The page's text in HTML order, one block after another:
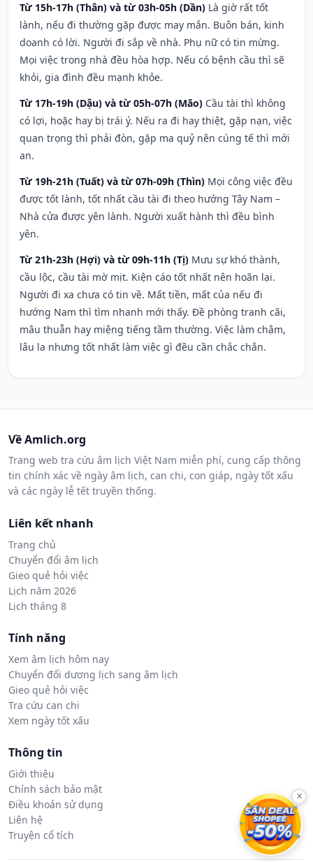
Từ 15h-17h (Thân) và từ 03h-05h (Dần) Là giờ rất tốt
lành, nếu đi thường gặp được may mắn. Buôn bán, kinh
doanh có lời. Người đi sắp về nhà. Phụ nữ có tin mừng.
Mọi việc trong nhà đều hòa hợp. Nếu có bệnh cầu thì sẽ
khỏi, gia đình đều mạnh khỏe.
Từ 17h-19h (Dậu) và từ 05h-07h (Mão) Cầu tài thì không
có lợi, hoặc hay bị trái ý. Nếu ra đi hay thiệt, gặp nạn, việc
quan trọng thì phải đòn, gặp ma quỷ nên cúng tế thì mới
an.
Từ 19h-21h (Tuất) và từ 07h-09h (Thìn) Mọi công việc đều
được tốt lành, tốt nhất cầu tài đi theo hướng Tây Nam –
Nhà cửa được yên lành. Người xuất hành thì đều bình
yên.
Từ 21h-23h (Hợi) và từ 09h-11h (Tị) Mưu sự khó thành,
cầu lộc, cầu tài mờ mịt. Kiện cáo tốt nhất nên hoãn lại.
Người đi xa chưa có tin về. Mất tiền, mất của nếu đi
hướng Nam thì tìm nhanh mới thấy. Đề phòng tranh cãi,
mâu thuẫn hay miệng tiếng tầm thường. Việc làm chậm,
lâu la nhưng tốt nhất làm việc gì đều cần chắc chắn.
Về Amlich.org
Trang web tra cứu âm lịch Việt Nam miễn phí, cung cấp thông
tin chính xác về ngày âm lịch, can chi, con giáp, ngày tốt xấu
và các ngày lễ tết truyền thống.
Liên kết nhanh
Trang chủ
Chuyển đổi âm lịch
Gieo quẻ hỏi việc
Lịch năm 2026
Lịch tháng 8
Tính năng
Xem âm lịch hôm nay
Chuyển đổi dương lịch sang âm lịch
Gieo quẻ hỏi việc
Tra cứu can chi
Xem ngày tốt xấu
Thông tin
Giới thiệu
Chính sách bảo mật
Điều khoản sử dụng
Liên hệ
Truyện cổ tích
×